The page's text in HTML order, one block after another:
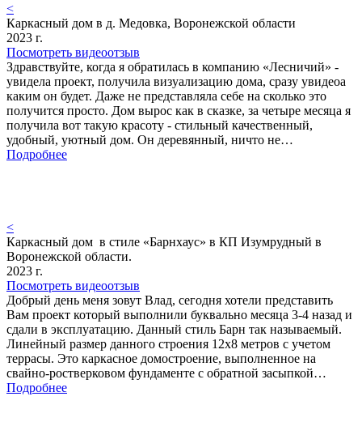
<
Каркасный дом в д. Медовка, Воронежской области
2023 г.
Посмотреть видеоотзыв
Здравствуйте, когда я обратилась в компанию «Лесничий» -
увидела проект, получила визуализацию дома, сразу увидеоа
каким он будет. Даже не представляла себе на сколько это
получится просто. Дом вырос как в сказке, за четыре месяца я
получила вот такую красоту - стильный качественный,
удобный, уютный дом. Он деревянный, ничто не…
Подробнее
<
Каркасный дом в стиле «Барнхаус» в КП Изумрудный в
Воронежской области.
2023 г.
Посмотреть видеоотзыв
Добрый день меня зовут Влад, сегодня хотели представить
Вам проект который выполнили буквально месяца 3-4 назад и
сдали в эксплуатацию. Данный стиль Барн так называемый.
Линейный размер данного строения 12х8 метров с учетом
террасы. Это каркасное домостроение, выполненное на
свайно-ростверковом фундаменте с обратной засыпкой…
Подробнее